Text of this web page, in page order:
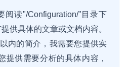
阅读"/Configuration/"目录下
供具体的文章或文档内容。
内的简介，我需要您提供实
提供需要分析的具体内容，